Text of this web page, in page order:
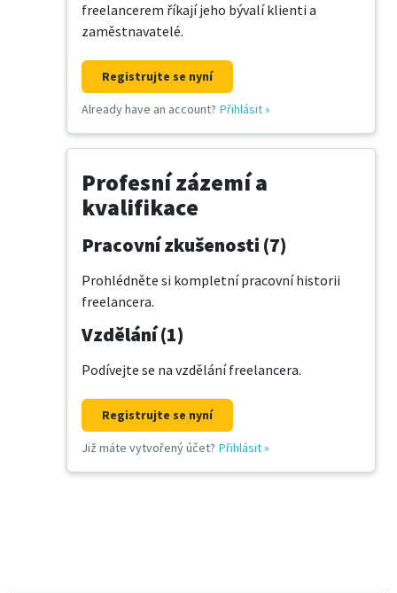
freelancerem říkají jeho bývalí klienti a
zaměstnavatelé.
Registrujte se nyní
Already have an account? Přihlásit»
Profesní zázemí a
kvalifikace
Pracovní zkušenosti (7)
Prohlédněte si kompletní pracovní historii
freelancera.
Vzdělání (1)
Podívejte se na vzdělání freelancera.
Registrujte se nyní
Již máte vytvořený účet? Přihlásit»